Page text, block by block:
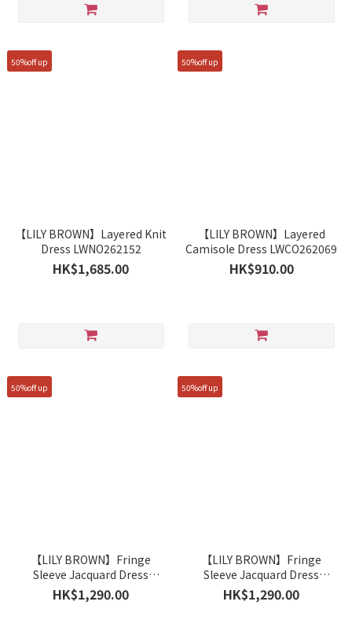
50%off up
【LILY BROWN】Layered Knit
Dress LWNO262152
HK$1,685.00
50%off up
【LILY BROWN】Layered
Camisole Dress LWCO262069
HK$910.00
50%off up
【LILY BROWN】Fringe
Sleeve Jacquard Dress
LWFO262003
HK$1,290.00
50%off up
【LILY BROWN】Fringe
Sleeve Jacquard Dress
LWFO262003
HK$1,290.00